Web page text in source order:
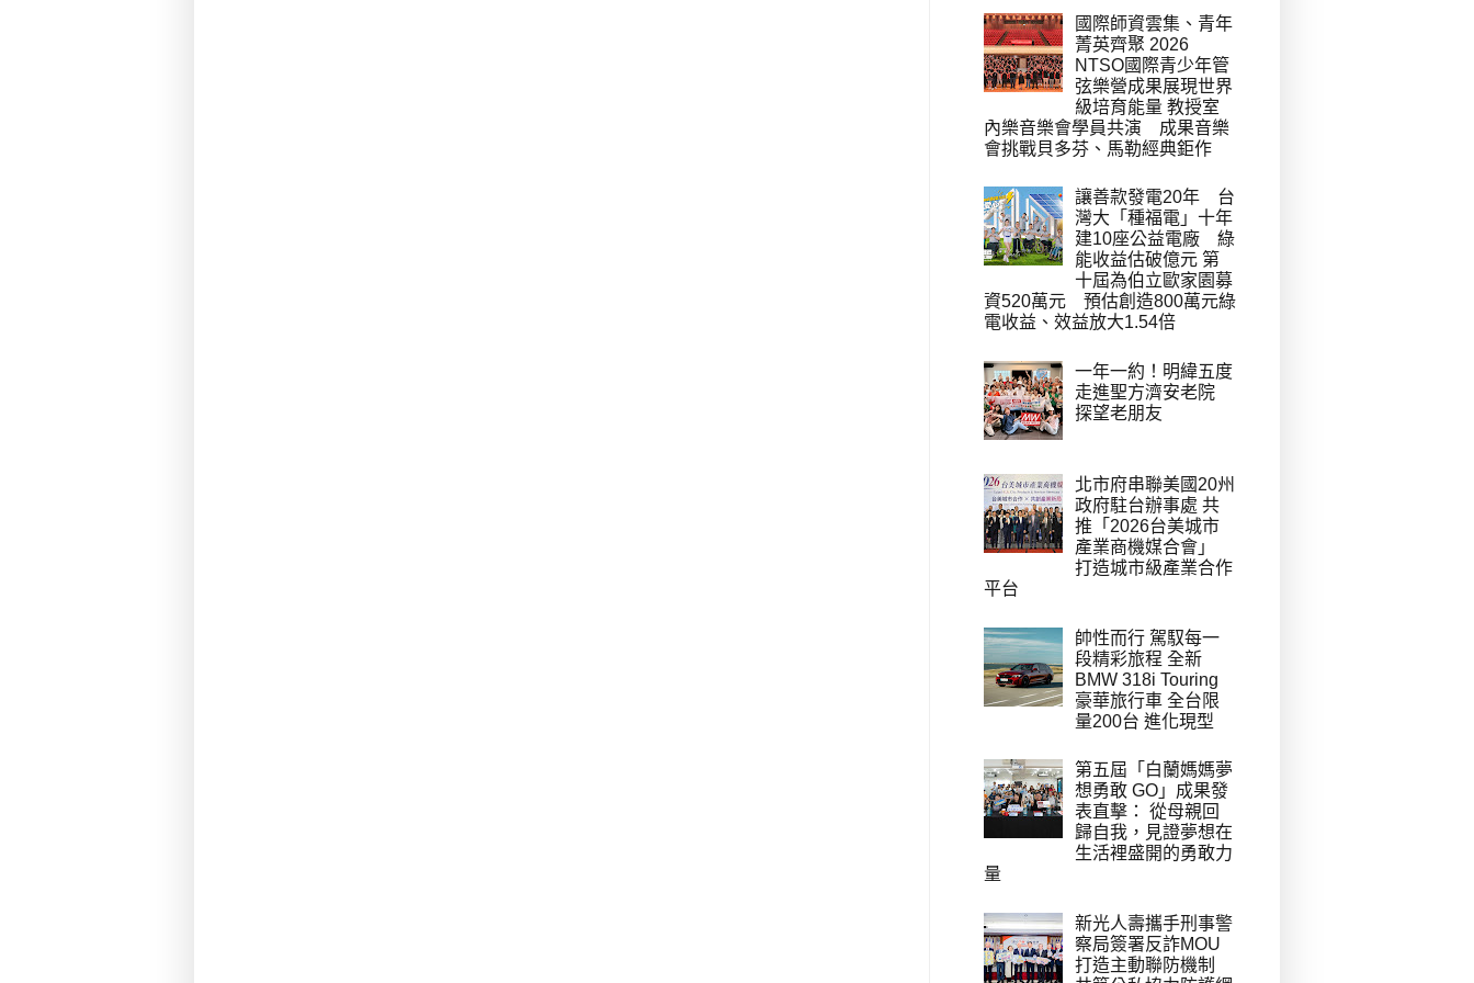
國際師資雲集、青年
菁英齊聚 2026
NTSO國際青少年管
弦樂營成果展現世界
級培育能量 教授室
內樂音樂會學員共演 成果音樂
會挑戰貝多芬、馬勒經典鉅作
讓善款發電20年 台
灣大「種福電」十年
建10座公益電廠 綠
能收益估破億元 第
十屆為伯立歐家園募
資520萬元 預估創造800萬元綠
電收益、效益放大1.54倍
一年一約！明緯五度
走進聖方濟安老院
探望老朋友
北市府串聯美國20州
政府駐台辦事處 共
推「2026台美城市
產業商機媒合會」
打造城市級產業合作
平台
帥性而行 駕馭每一
段精彩旅程 全新
BMW 318i Touring
豪華旅行車 全台限
量200台 進化現型
第五屆「白蘭媽媽夢
想勇敢 GO」成果發
表直擊： 從母親回
歸自我，見證夢想在
生活裡盛開的勇敢力
量
新光人壽攜手刑事警
察局簽署反詐MOU
打造主動聯防機制